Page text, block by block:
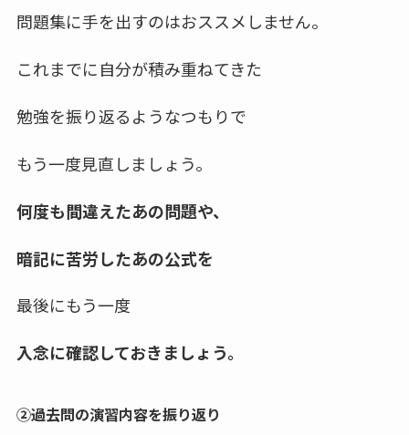
問題集に手を出すのはおススメしません。
これまでに自分が積み重ねてきた
勉強を振り返るようなつもりで
もう一度見直しましょう。
何度も間違えたあの問題や、
暗記に苦労したあの公式を
最後にもう一度
入念に確認しておきましょう。
②過去問の演習内容を振り返り